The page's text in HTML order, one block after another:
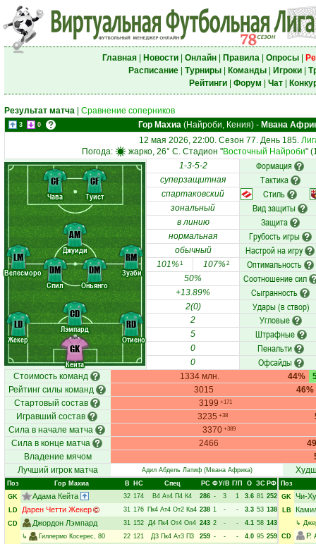
Главная| Новости| Онлайн| Правила| Опросы|
Расписание| Турниры| Команды| Игроки|
Рейтинги| Форум Чат|
Результат матча Сравнение соперников
3 0 Гор Махиа (Найроби, Кения) - Мвана
12 мая 2026, 22:00. Сезон 77. День 185.
Погода:
жарко, 26° C. Стадион "Восточный Найроби"
Кейта
Жекер
Лэмпард
Отиено
Велесморо
Спил
Оньянго
Джуиди
Зуаби
Чава Туист
GK
LD
CD
RD
LM
DM
DM
AM
RM
CF CF
1-3-5-2 Формация
суперзащитная Тактика
спартаковский Стиль
зональный Вид защиты
в линию Защита
нормальная Грубость игры
обычный Настрой на игру
101%1 107%2 Оптимальность
50% Соотношение сил
+13.89% Сыгранность
2(0) Удары (в створ)
2 Угловые
5 Штрафные
0 Пенальти
0 Офсайды
Стоимость команд 1334 млн. 44%
Рейтинг силы команд
3015
46%
Стартовый состав
3199 +171
Игравший состав 3235 +38
Сила в начале матча
3370 +389
Сила в конце матча 2466
Владение мячом
Лучший игрок матча
Адил Абдель Латиф(Мвана Африка)
Поз Гор Махиа В НC Спец РC ФУ/В Г/П О ЗС РФ
GK
Адама Кейта 32 174 В4 Ат4 П4 К4 286 - 3 1 3.6 81 252
LD
Дарен Четти Жекер 31 176 Пк4 Ат4 От2 Ка4 238 1 - - 3.3 53 138
CD
Джордон Лэмпард 31 152 Д4 Пк4 От4 Оп4 243 2 - - 4.1 58 143
↳
Гиллермо Косерес, 80 22 121 Д3 Пк4 Ат3 П3 259 - - - 4.0 95 259
Поз
GK Чи-
LB
↳
CD
Р.